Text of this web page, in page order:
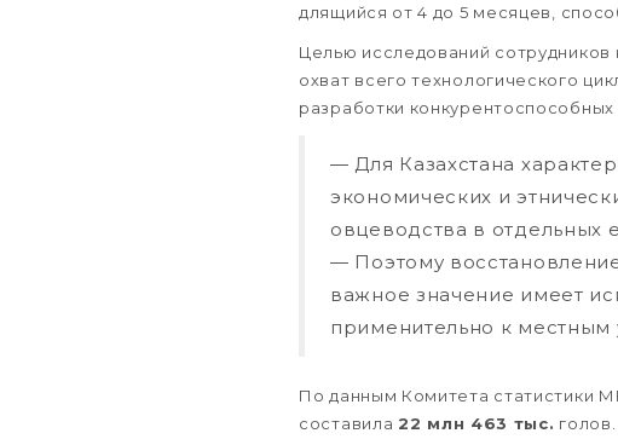
длящийся от 4 до 5 месяцев,
Целью исследований
охват всего технологического
разработки
— Для Казахстана
экономических и
овцеводства в отдельных
— Поэтому
важное значение имеет
применительно к местным
По данным Комитета статистики
составила 22 млн 463 тыс.